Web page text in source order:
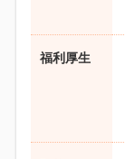
福利厚生